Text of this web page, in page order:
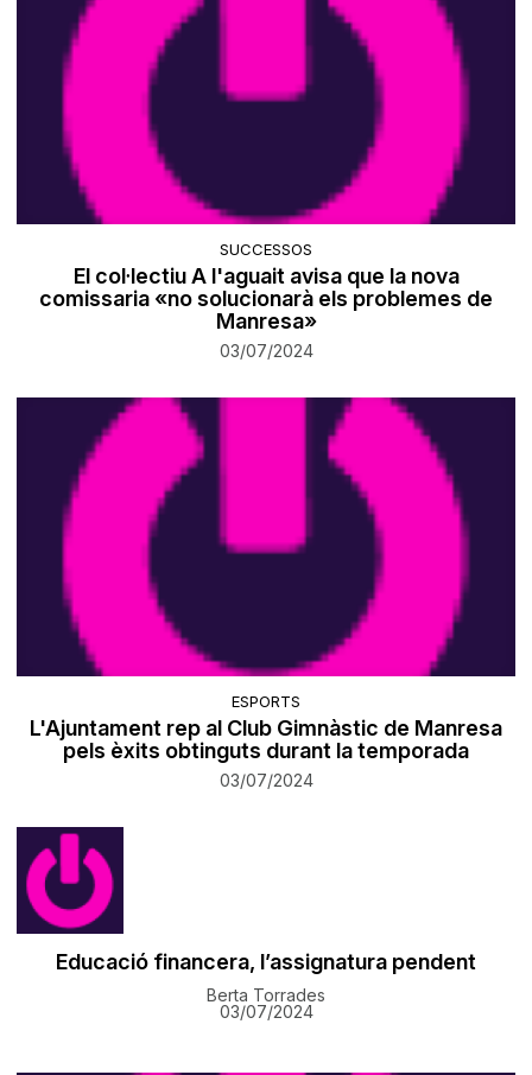
SUCCESSOS
El col·lectiu A l'aguait avisa que la nova
comissaria «no solucionarà els problemes de
Manresa»
03/07/2024
ESPORTS
L'Ajuntament rep al Club Gimnàstic de Manresa
pels èxits obtinguts durant la temporada
03/07/2024
Educació financera, l’assignatura pendent
Berta Torrades
03/07/2024